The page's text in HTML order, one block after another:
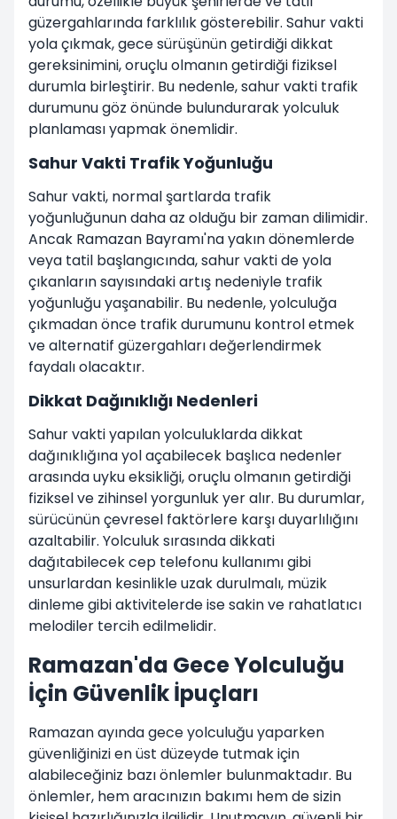
güzergahlarında farklılık gösterebilir. Sahur vakti
yola çıkmak, gece sürüşünün getirdiği dikkat
gereksinimini, oruçlu olmanın getirdiği fiziksel
durumla birleştirir. Bu nedenle, sahur vakti trafik
durumunu göz önünde bulundurarak yolculuk
planlaması yapmak önemlidir.
Sahur Vakti Trafik Yoğunluğu
Sahur vakti, normal şartlarda trafik
yoğunluğunun daha az olduğu bir zaman dilimidir.
Ancak Ramazan Bayramı'na yakın dönemlerde
veya tatil başlangıcında, sahur vakti de yola
çıkanların sayısındaki artış nedeniyle trafik
yoğunluğu yaşanabilir. Bu nedenle, yolculuğa
çıkmadan önce trafik durumunu kontrol etmek
ve alternatif güzergahları değerlendirmek
faydalı olacaktır.
Dikkat Dağınıklığı Nedenleri
Sahur vakti yapılan yolculuklarda dikkat
dağınıklığına yol açabilecek başlıca nedenler
arasında uyku eksikliği, oruçlu olmanın getirdiği
fiziksel ve zihinsel yorgunluk yer alır. Bu durumlar,
sürücünün çevresel faktörlere karşı duyarlılığını
azaltabilir. Yolculuk sırasında dikkati
dağıtabilecek cep telefonu kullanımı gibi
unsurlardan kesinlikle uzak durulmalı, müzik
dinleme gibi aktivitelerde ise sakin ve rahatlatıcı
melodiler tercih edilmelidir.
Ramazan'da Gece Yolculuğu
İçin Güvenlik İpuçları
Ramazan ayında gece yolculuğu yaparken
güvenliğinizi en üst düzeyde tutmak için
alabileceğiniz bazı önlemler bulunmaktadır. Bu
önlemler, hem aracınızın bakımı hem de sizin